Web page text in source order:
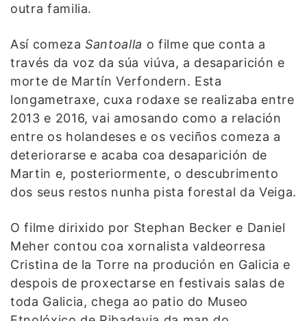
outra familia.
Así comezaSantoalla o filme que conta a
través da voz da súa viúva, a desaparición e
morte de Martín Verfondern. Esta
longametraxe, cuxa rodaxe se realizaba entre
2013 e 2016, vai amosando como a relación
entre os holandeses e os veciños comeza a
deteriorarse e acaba coa desaparición de
Martin e, posteriormente, o descubrimento
dos seus restos nunha pista forestal da Veiga.
O filme dirixido por Stephan Becker e Daniel
Meher contou coa xornalista valdeorresa
Cristina de la Torre na produción en Galicia e
despois de proxectarse en festivais salas de
toda Galicia, chega ao patio do Museo